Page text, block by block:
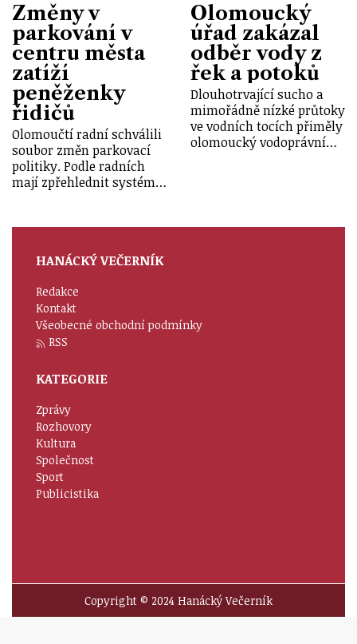
Změny v
parkování v
centru města
zatíží
peněženky
řidičů
Olomoučtí radní schválili
soubor změn parkovací
politiky. Podle radních
mají zpřehlednit systém…
Olomoucký
úřad zakázal
odběr vody z
řek a potoků
Dlouhotrvající sucho a
mimořádně nízké průtoky
ve vodních tocích přiměly
olomoucký vodoprávní…
HANÁCKÝ VEČERNÍK
Redakce
Kontakt
Všeobecné obchodní podmínky
RSS
KATEGORIE
Zprávy
Rozhovory
Kultura
Společnost
Sport
Publicistika
Copyright © 2024 Hanácký Večerník